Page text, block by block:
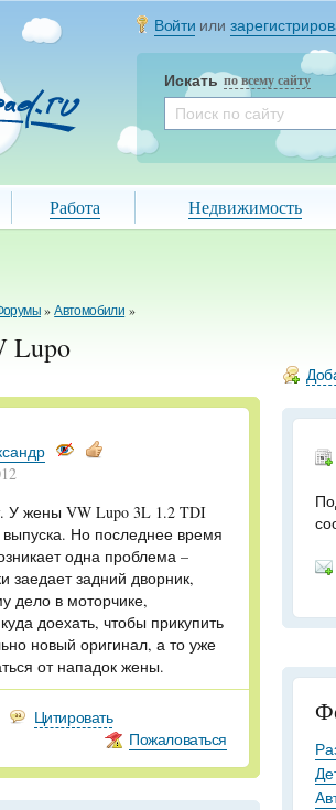
Войти или
Искать по всему сайту
Работа Недвижимость
» Автомобили »
Lupo
У жены VW Lupo 3L 1.2 TDI
выпуска. Но последнее время
одна проблема –
заедает задний дворник,
дело в моторчике,
доехать, чтобы прикупить
новый оригинал, а то уже
от нападок жены.
Цитировать
Пожаловаться